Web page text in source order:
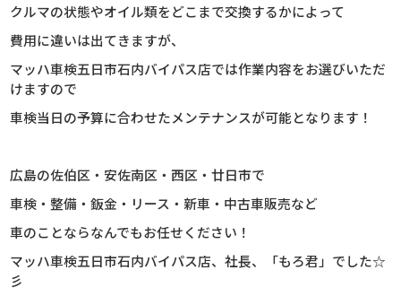
クルマの状態やオイル類をどこまで交換するかによって
費用に違いは出てきますが、
マッハ車検五日市石内バイパス店では作業内容をお選びいただ
けますので
車検当日の予算に合わせたメンテナンスが可能となります！
広島の佐伯区・安佐南区・西区・廿日市で
車検・整備・鈑金・リース・新車・中古車販売など
車のことならなんでもお任せください！
マッハ車検五日市石内バイパス店、社長、
「もろ君」でした☆
彡